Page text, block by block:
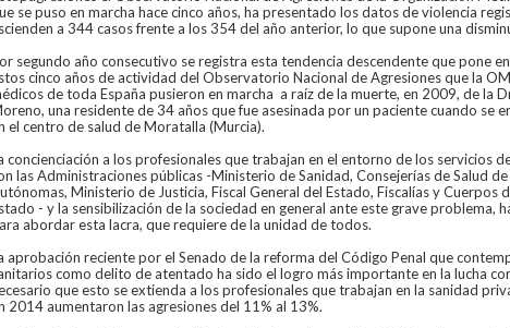
se puso en marcha hace cinco años, ha presentado los datos de violencia
a 344 casos frente a los 354 del año anterior, lo que supone una
segundo año consecutivo se registra esta tendencia descendente que pone
cinco años de actividad del Observatorio Nacional de Agresiones que la
de toda España pusieron en marcha a raíz de la muerte, en 2009, de la
una residente de 34 años que fue asesinada por un paciente cuando se
el centro de salud de Moratalla (Murcia).
concienciación a los profesionales que trabajan en el entorno de los servicios
las Administraciones públicas -Ministerio de Sanidad, Consejerías de Salud
Ministerio de Justicia, Fiscal General del Estado, Fiscalías y Cuerpos
- y la sensibilización de la sociedad en general ante este grave problema,
abordar esta lacra, que requiere de la unidad de todos.
aprobación reciente por el Senado de la reforma del Código Penal que
como delito de atentado ha sido el logro más importante en la lucha
que esto se extienda a los profesionales que trabajan en la sanidad
2014 aumentaron las agresiones del 11% al 13%.